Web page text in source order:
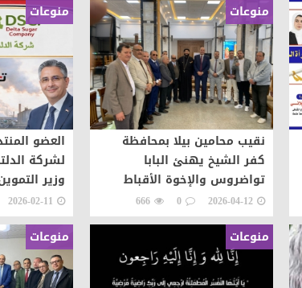
منوعات
نقيب محامين بيلا بمحافظة
كفر الشيخ يهنئ البابا
تواضروس والإخوة الأقباط
بعيد القيامه
2026-04-12
0
666
منوعات
العضو
لشركة
وزير
2026-02-11
منوعات منوعات